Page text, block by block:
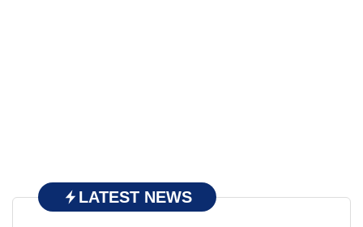
LATEST NEWS